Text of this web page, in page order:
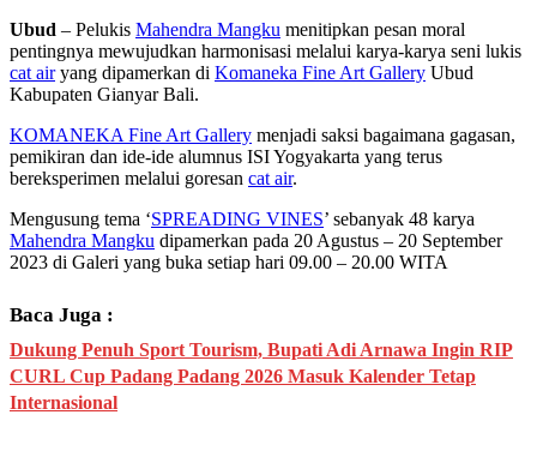
Ubud – Pelukis Mahendra Mangku menitipkan pesan moral
pentingnya mewujudkan harmonisasi melalui karya-karya seni lukis
cat airyang dipamerkan di Komaneka Fine Art Gallery Ubud
Kabupaten Gianyar Bali.
KOMANEKA Fine Art Gallery menjadi saksi bagaimana gagasan,
pemikiran dan ide-ide alumnus ISI Yogyakarta yang terus
bereksperimen melalui goresan cat air.
Mengusung tema ‘SPREADING VINES’ sebanyak 48 karya
Mahendra Mangku dipamerkan pada 20 Agustus – 20 September
2023 di Galeri yang buka setiap hari 09.00 – 20.00 WITA
Baca Juga :
Dukung Penuh Sport Tourism, Bupati Adi Arnawa Ingin RIP
CURL Cup Padang Padang 2026 Masuk Kalender Tetap
Internasional